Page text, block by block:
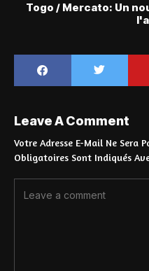
Togo / Mercato: Un
Leave A Comment
Votre Adresse E-Mail Ne Sera
Obligatoires Sont Indiqués